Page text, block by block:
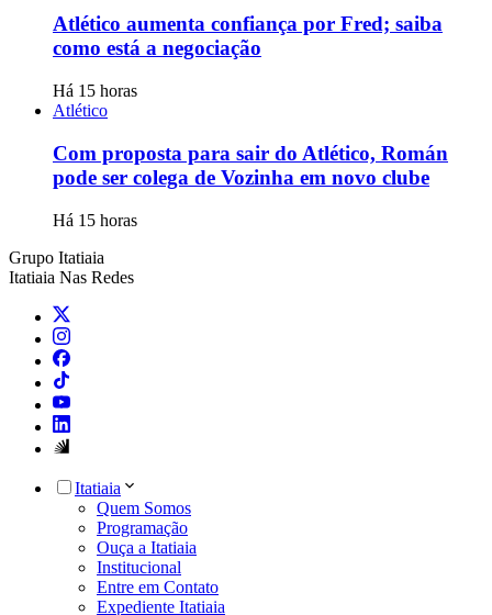
Atlético aumenta confiança por Fred; saiba
como está a negociação
Há 15 horas
Atlético
Com proposta para sair do Atlético, Román
pode ser colega de Vozinha em novo clube
Há 15 horas
Grupo Itatiaia
Itatiaia Nas Redes
Itatiaia
Quem Somos
Programação
Ouça a Itatiaia
Institucional
Entre em Contato
Expediente Itatiaia